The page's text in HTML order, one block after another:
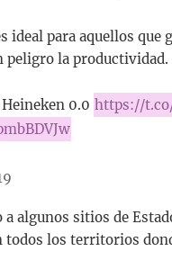
ideal para aquellos que
peligro la productividad.
0.0 https://
a algunos sitios de
todos los territorios